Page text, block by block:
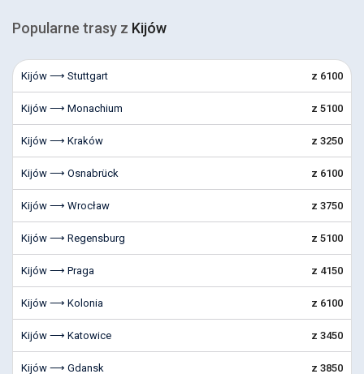
Popularne trasy z Kijów
Kijów ⟶ Stuttgart z 6100
Kijów ⟶ Monachium z 5100
Kijów ⟶ Kraków z 3250
Kijów ⟶ Osnabrück z 6100
Kijów ⟶ Wrocław z 3750
Kijów ⟶ Regensburg z 5100
Kijów ⟶ Praga z 4150
Kijów ⟶ Kolonia z 6100
Kijów ⟶ Katowice z 3450
Kijów ⟶ Gdansk z 3850